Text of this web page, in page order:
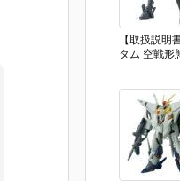
【取扱説
タム 空戦形